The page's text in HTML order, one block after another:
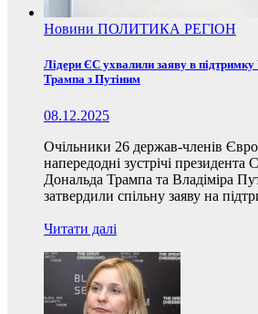
Новини ПОЛИТИКА РЕГІОН
Лідери ЄС ухвалили заяву в підтримку
Трампа з Путіним
08.12.2025
Очільники 26 держав-членів
напередодні зустрічі
Дональда Трампа та Владіміра
затвердили спільну заяву на
Читати далі